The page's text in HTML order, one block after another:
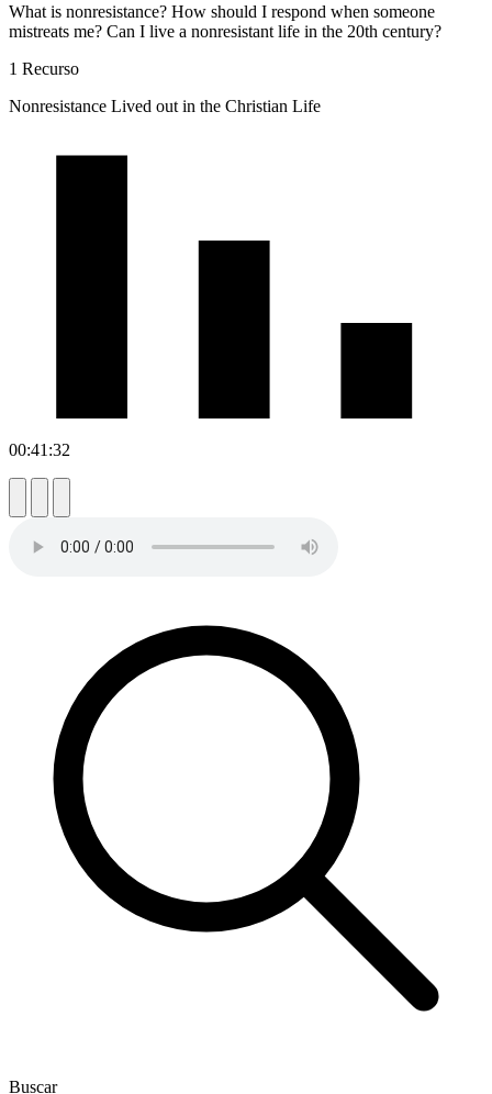
What is nonresistance? How should I respond when someone
mistreats me? Can I live a nonresistant life in the 20th century?
1 Recurso
Nonresistance Lived out in the Christian Life
00:41:32
Buscar